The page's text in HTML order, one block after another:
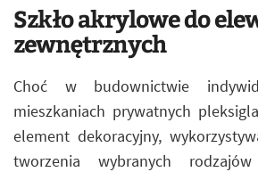
Szkło akrylowe do
zewnętrznych
Choć w budownictwie
mieszkaniach prywatnych
element dekoracyjny,
tworzenia wybranych